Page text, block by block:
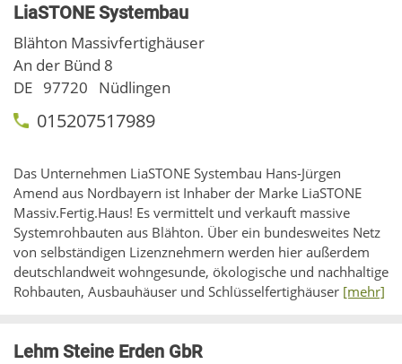
LiaSTONE Systembau
Blähton Massivfertighäuser
An der Bünd 8
DE 97720 Nüdlingen
015207517989
Das Unternehmen LiaSTONE Systembau Hans-Jürgen
Amend aus Nordbayern ist Inhaber der Marke LiaSTONE
Massiv.Fertig.Haus! Es vermittelt und verkauft massive
Systemrohbauten aus Blähton. Über ein bundesweites Netz
von selbständigen Lizenznehmern werden hier außerdem
deutschlandweit wohngesunde, ökologische und nachhaltige
Rohbauten, Ausbauhäuser und Schlüsselfertighäuser [mehr]
Lehm Steine Erden GbR